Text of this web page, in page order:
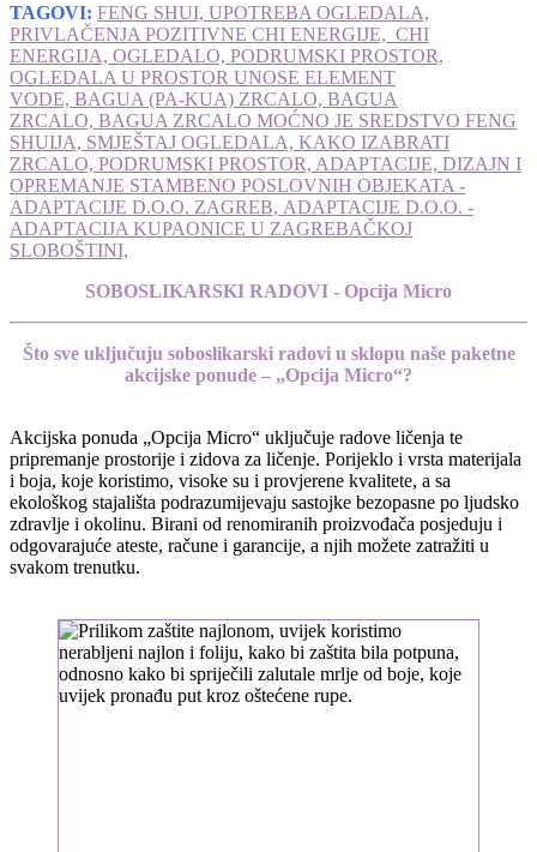
TAGOVI: FENG SHUI, UPOTREBA OGLEDALA,
PRIVLAČENJA POZITIVNE CHI ENERGIJE, CHI
ENERGIJA, OGLEDALO, PODRUMSKI PROSTOR,
OGLEDALA U PROSTOR UNOSE ELEMENT
VODE, BAGUA (PA-KUA) ZRCALO, BAGUA
ZRCALO, BAGUA ZRCALO MOĆNO JE SREDSTVO FENG
SHUIJA, SMJEŠTAJ OGLEDALA, KAKO IZABRATI
ZRCALO, PODRUMSKI PROSTOR, ADAPTACIJE, DIZAJN I
OPREMANJE STAMBENO POSLOVNIH OBJEKATA -
ADAPTACIJE D.O.O. ZAGREB, ADAPTACIJE D.O.O. -
ADAPTACIJA KUPAONICE U ZAGREBAČKOJ
SLOBOŠTINI,
SOBOSLIKARSKI RADOVI - Opcija Micro
Što sve uključuju soboslikarski radovi u sklopu naše paketne
akcijske ponude – „Opcija Micro“?
Akcijska ponuda „Opcija Micro“ uključuje radove ličenja te
pripremanje prostorije i zidova za ličenje. Porijeklo i vrsta materijala
i boja, koje koristimo, visoke su i provjerene kvalitete, a sa
ekološkog stajališta podrazumijevaju sastojke bezopasne po ljudsko
zdravlje i okolinu. Birani od renomiranih proizvođača posjeduju i
odgovarajuće ateste, račune i garancije, a njih možete zatražiti u
svakom trenutku.